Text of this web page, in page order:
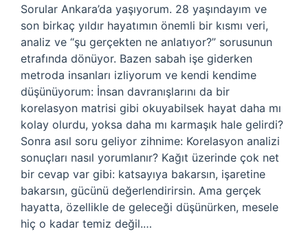
Sorular Ankara’da yaşıyorum. 28 yaşındayım ve
son birkaç yıldır hayatımın önemli bir kısmı veri,
analiz ve “şu gerçekten ne anlatıyor?” sorusunun
etrafında dönüyor. Bazen sabah işe giderken
metroda insanları izliyorum ve kendi kendime
düşünüyorum: İnsan davranışlarını da bir
korelasyon matrisi gibi okuyabilsek hayat daha mı
kolay olurdu, yoksa daha mı karmaşık hale gelirdi?
Sonra asıl soru geliyor zihnime: Korelasyon analizi
sonuçları nasıl yorumlanır? Kağıt üzerinde çok net
bir cevap var gibi: katsayıya bakarsın, işaretine
bakarsın, gücünü değerlendirirsin. Ama gerçek
hayatta, özellikle de geleceği düşünürken, mesele
hiç o kadar temiz değil.…